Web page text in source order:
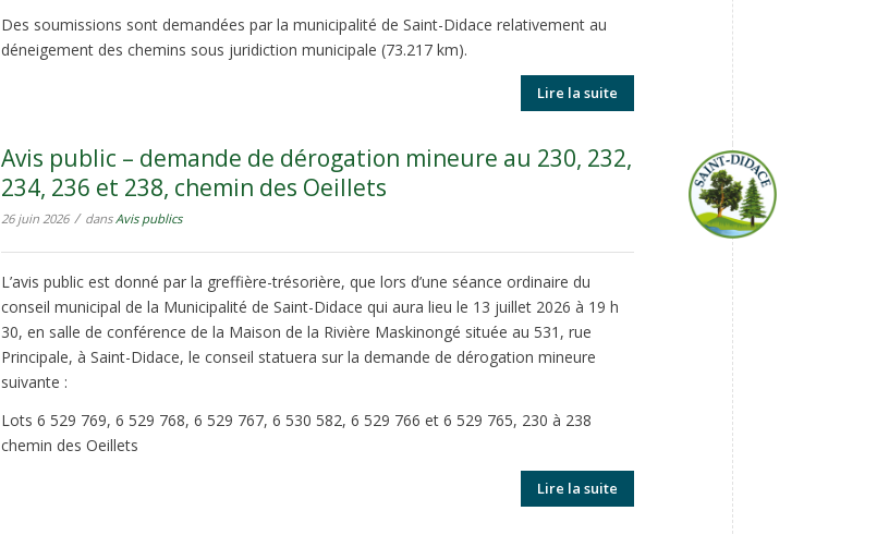
Des soumissions sont demandées par la municipalité de Saint-Didace relativement au
déneigement des chemins sous juridiction municipale (73.217 km).
Lire la suite
Avis public – demande de dérogation mineure au 230, 232,
234, 236 et 238, chemin des Oeillets
26 juin 2026 / dansAvis publics
L’avis public est donné par la greffière-trésorière, que lors d’une séance ordinaire du
conseil municipal de la Municipalité de Saint-Didace qui aura lieu le 13 juillet 2026 à 19 h
30, en salle de conférence de la Maison de la Rivière Maskinongé située au 531, rue
Principale, à Saint-Didace, le conseil statuera sur la demande de dérogation mineure
suivante :
Lots 6 529 769, 6 529 768, 6 529 767, 6 530 582, 6 529 766 et 6 529 765, 230 à 238
chemin des Oeillets
Lire la suite